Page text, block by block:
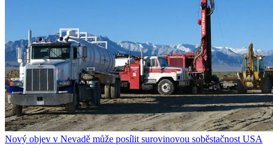
Nový objev v Nevadě může posílit surovinovou soběstačnost USA